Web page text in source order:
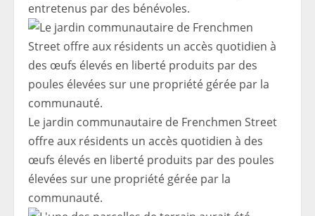
entretenus par des bénévoles.
Le jardin communautaire de Frenchmen Street
offre aux résidents un accès quotidien à des
œufs élevés en liberté produits par des poules
élevées sur une propriété gérée par la
communauté.